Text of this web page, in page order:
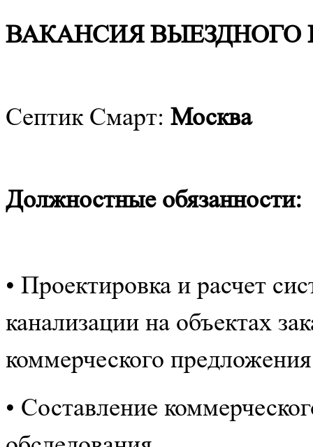
ВАКАНСИЯ ВЫЕЗДНОГО
Септик Смарт: Москва
Должностные обязанности:
• Проектировка и расчет
канализации на объектах
коммерческого
• Составление